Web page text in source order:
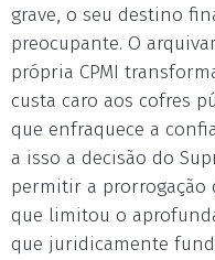
grave, o seu destino
preocupante. O
própria CPMI
custa caro aos cofres
que enfraquece a
a isso a decisão do
permitir a prorrogação
que limitou o
que juridicamente